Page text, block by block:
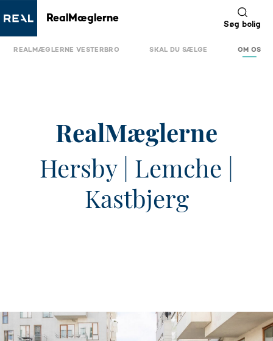
RealMæglerne
Søg bolig
REALMÆGLERNE VESTERBRO SKAL DU SÆLGE OM OS
RealMæglerne
Hersby | Lemche |
Kastbjerg